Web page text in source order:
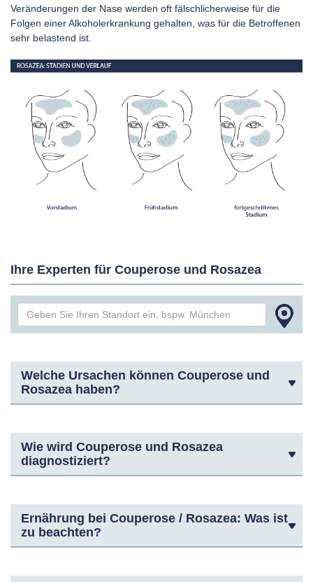
Veränderungen der Nase werden oft fälschlicherweise für die
Folgen einer Alkoholerkrankung gehalten, was für die Betroffenen
sehr belastend ist.
Ihre Experten für Couperose und Rosazea
Welche Ursachen können Couperose und
Rosazea haben?
Wie wird Couperose und Rosazea
diagnostiziert?
Ernährung bei Couperose / Rosazea: Was ist
zu beachten?